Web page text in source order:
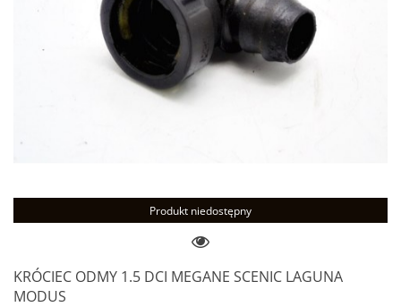
Produkt niedostępny
KRÓCIEC ODMY 1.5 DCI MEGANE SCENIC LAGUNA
MODUS